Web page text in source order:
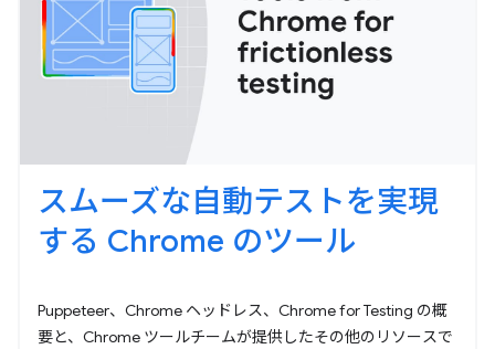
スムーズな自動テストを実現
する Chrome のツール
Puppeteer、Chrome ヘッドレス、Chrome for Testing の概
要と、Chrome ツールチームが提供したその他のリソースで